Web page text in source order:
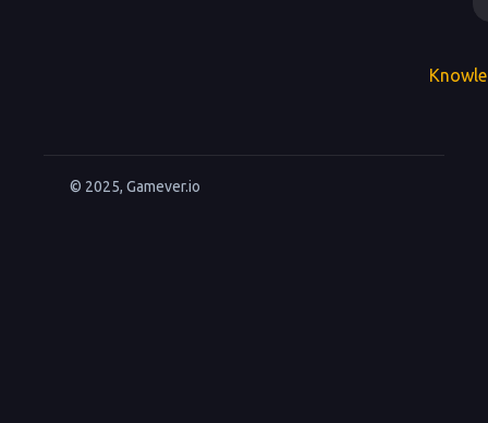
© 2025, Gamever.io